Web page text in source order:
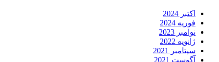
اکتبر 2024
فوریه 2024
نوامبر 2023
ژانویه 2022
سپتامبر 2021
آگوست 2021